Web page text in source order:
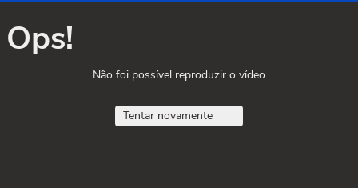
Ops!
Não foi possível reproduzir o vídeo
Tentar novamente